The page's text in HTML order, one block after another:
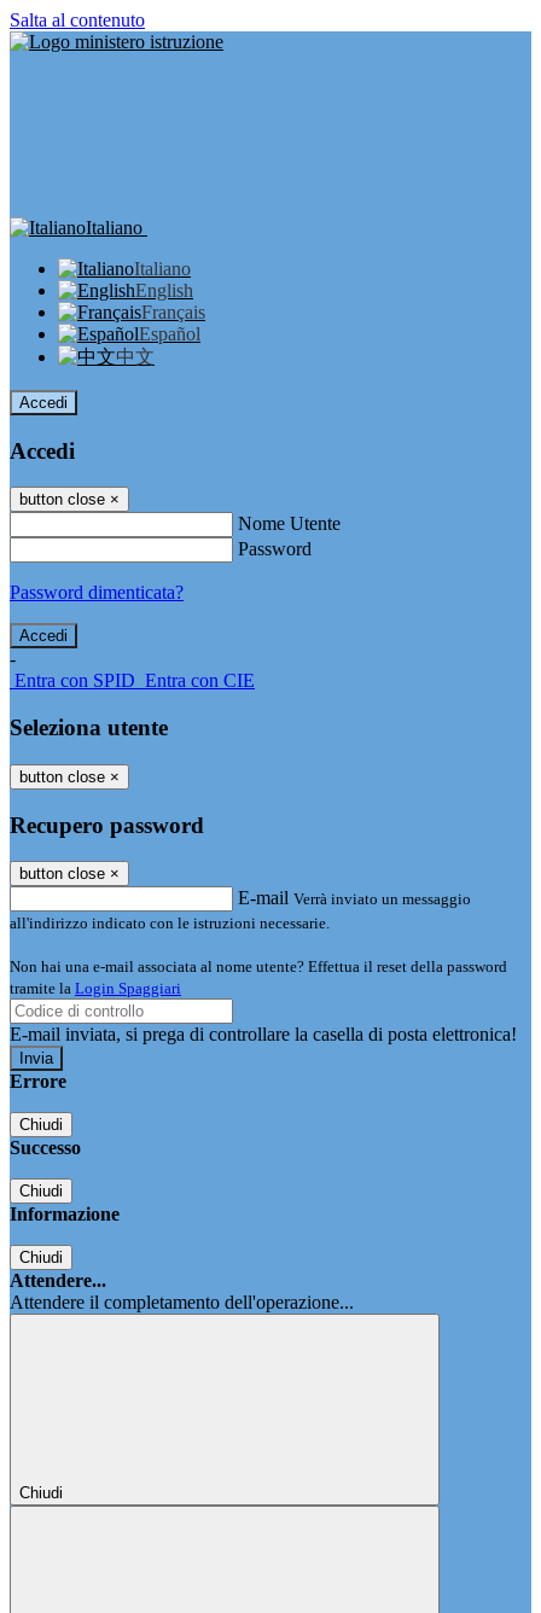
Salta al contenuto
Italiano
Italiano
English
Français
Español
中文
Accedi
Accedi
button close ×
Nome Utente
Password
Password dimenticata?
-
Entra con SPID Entra con CIE
Seleziona utente
button close ×
Recupero password
button close ×
E-mail Verrà inviato un messaggio
all'indirizzo indicato con le istruzioni necessarie.
Non hai una e-mail associata al nome utente? Effettua il reset della password
tramite la Login Spaggiari
E-mail inviata, si prega di controllare la casella di posta elettronica!
Errore
Chiudi
Successo
Chiudi
Informazione
Chiudi
Attendere...
Attendere il completamento dell'operazione...
Chiudi